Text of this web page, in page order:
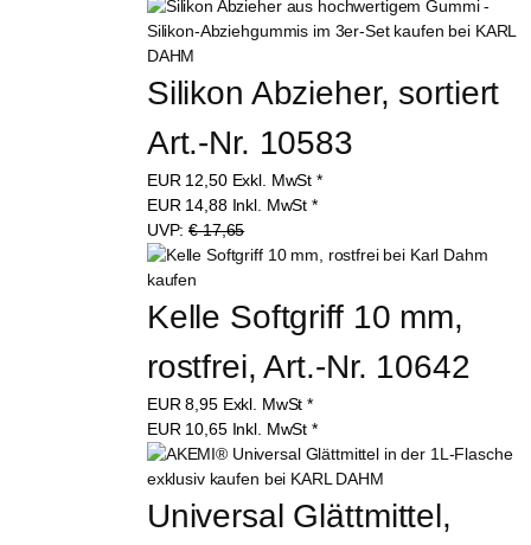
Silikon Abzieher, sortiert
Art.-Nr. 10583
EUR 12,50 Exkl. MwSt *
EUR 14,88 Inkl. MwSt *
UVP:€ 17,65
Kelle Softgriff 10 mm,
rostfrei, Art.-Nr. 10642
EUR8,95 Exkl. MwSt *
EUR 10,65 Inkl. MwSt *
Universal Glättmittel,